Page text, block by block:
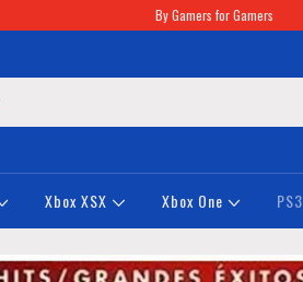
By Gamers for Gamers
Xbox XSX Xbox One PS3